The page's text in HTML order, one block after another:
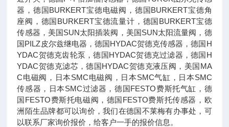
器，德国BURKERT宝德电磁阀，德国BURKERT宝德角
座阀，德国BURKERT宝德流量计，德国BURKERT宝德
传感器，美国SUN太阳插装阀，美国SUN太阳流量阀，德
国PILZ皮尔兹继电器，德国HYDAC贺德克传感器，德国H
YDAC贺德克齿轮泵，德国HYDAC贺德克过滤器，德国H
YDAC贺德克滤芯，德国HYDAC贺德克液压阀，美国MA
C电磁阀，日本SMC电磁阀，日本SMC气缸，日本SMC
传感器，日本SMC过滤器，德国FESTO费斯托气缸，德
国FESTO费斯托电磁阀，德国FESTO费斯托传感器，欧
洲陌生品牌都可以询价，我们在德国不莱梅有办事处，可
以联系厂家询价报价，给客户一手的报价信息。